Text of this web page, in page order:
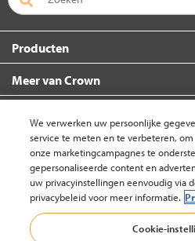
Producten
Meer van Crown
Zo kunt u ons bereiken
Nederland
We verwerken uw persoonlijke
service te meten en te verbeteren, om
onze marketingcampagnes te
gepersonaliseerde content en
uw privacyinstellingen eenvoudig via
privacybeleid voor meer informatie.
Cookie-